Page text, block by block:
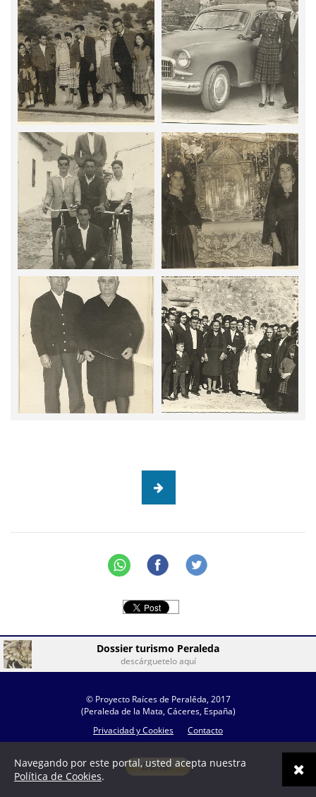
Dossier turismo Peraleda
descárguetelo aquí
© Proyecto Raíces de Peralêda, 2017
(Peraleda de la Mata, Cáceres, España)
Privacidad y Cookies
Contacto
Navegando por este portal, usted acepta nuestra
Política de Cookies.